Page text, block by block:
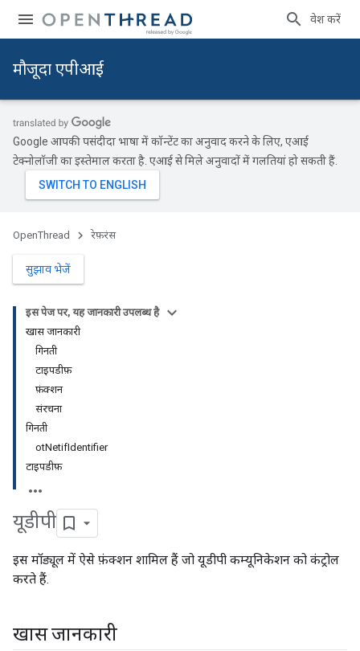
प्रवेश करें
मौजूदा एपीआई
Google आपकी पसंदीदा भाषा में कॉन्टेंट का अनुवाद करने के लिए, एआई
टेक्नोलॉजी का इस्तेमाल करता है. एआई से मिले अनुवादों में गलतियां हो सकती हैं.
OpenThread रेफ़रंस
सुझाव भेजें
इस पेज पर, यह जानकारी उपलब्ध है
खास जानकारी
गिनती
टाइपडीफ़
फ़ंक्शन
संरचना
गिनती
otNetifIdentifier
टाइपडीफ़
यूडीपी
इस मॉड्यूल में ऐसे फ़ंक्शन शामिल हैं जो यूडीपी कम्यूनिकेशन को कंट्रोल
करते हैं.
खास जानकारी